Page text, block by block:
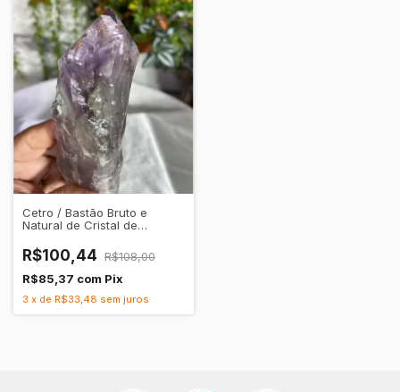
Cetro / Bastão Bruto e
Natural de Cristal de
Transparente
R$100,44 R$108,00
R$85,37 com Pix
3 x de R$33,48 sem juros